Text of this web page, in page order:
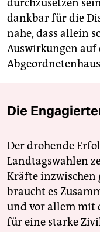
durchzusetzen
dankbar für die
nahe, dass allein
Auswirkungen
Die
Der drohende
Landtagswahlen
Kräfte inzwischen
braucht es
und vor allem mit
für eine starke